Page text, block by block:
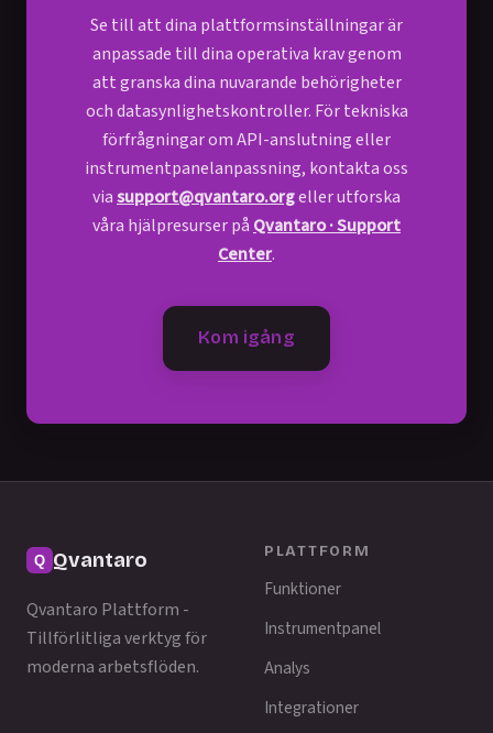
Se till att dina plattformsinställningar är
anpassade till dina operativa krav genom
att granska dina nuvarande behörigheter
och datasynlighetskontroller. För tekniska
förfrågningar om API-anslutning eller
instrumentpanelanpassning, kontakta oss
viasupport@qvantaro.orgeller utforska
våra hjälpresurser på Qvantaro · Support
Center.
Kom igång
Qvantaro
Qvantaro Plattform -
Tillförlitliga verktyg för
moderna arbetsflöden.
PLATTFORM
Funktioner
Instrumentpanel
Analys
Integrationer